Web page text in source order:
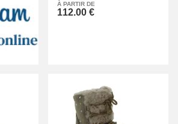
À PARTIR DE
112.00 €